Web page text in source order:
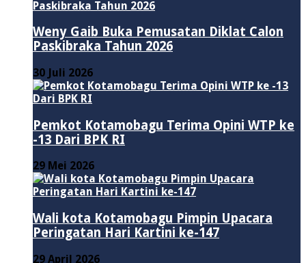
Weny Gaib Buka Pemusatan Diklat Calon
Paskibraka Tahun 2026
30 Juli 2026
Pemkot Kotamobagu Terima Opini WTP ke
-13 Dari BPK RI
29 Mei 2026
Wali kota Kotamobagu Pimpin Upacara
Peringatan Hari Kartini ke-147
29 April 2026